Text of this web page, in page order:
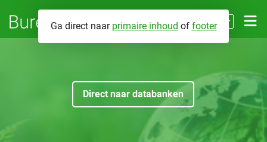
Ga direct naar primaire inhoud of footer
NL
Direct naar databanken